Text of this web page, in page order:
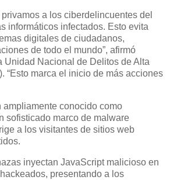
a los ciberdelincuentes del
informáticos infectados. Esto evita
digitales de ciudadanos,
de todo el mundo”, afirmó
Unidad Nacional de Delitos de Alta
“Esto marca el inicio de más acciones
ampliamente conocido como
sofisticado marco de malware
a los visitantes de sitios web
inyectan JavaScript malicioso en
presentando a los